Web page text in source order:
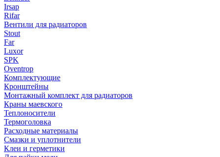
Irsap
Rifar
Вентили для радиаторов
Stout
Far
Luxor
SPK
Oventrop
Комплектующие
Кронштейны
Монтажный комплект для радиаторов
Краны маевского
Теплоносители
Термоголовка
Расходные материалы
Смазки и уплотнители
Клеи и герметики